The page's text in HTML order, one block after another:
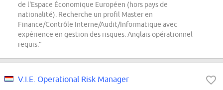
de l'Espace Économique Européen (hors pays de
nationalité). Recherche un profil Master en
Finance/Contrôle Interne/Audit/Informatique avec
expérience en gestion des risques. Anglais opérationnel
requis.”
V.I.E. Operational Risk Manager